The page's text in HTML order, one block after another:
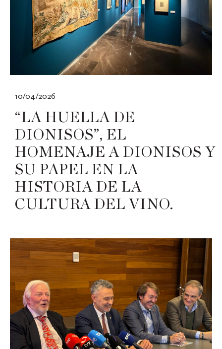
10/04/2026
“LA HUELLA DE
DIONISOS”, EL
HOMENAJE A DIONISOS Y
SU PAPEL EN LA
HISTORIA DE LA
CULTURA DEL VINO.